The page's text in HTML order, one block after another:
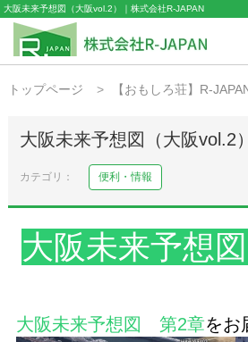
大阪未来予想図（大阪vol.2）｜株式会社R-JAPAN
トップページ 【おもしろ荘】R-
大阪未来予想図（大阪vol.2）
便利・情報
大阪未来予想図
大阪未来予想図 第2章をお